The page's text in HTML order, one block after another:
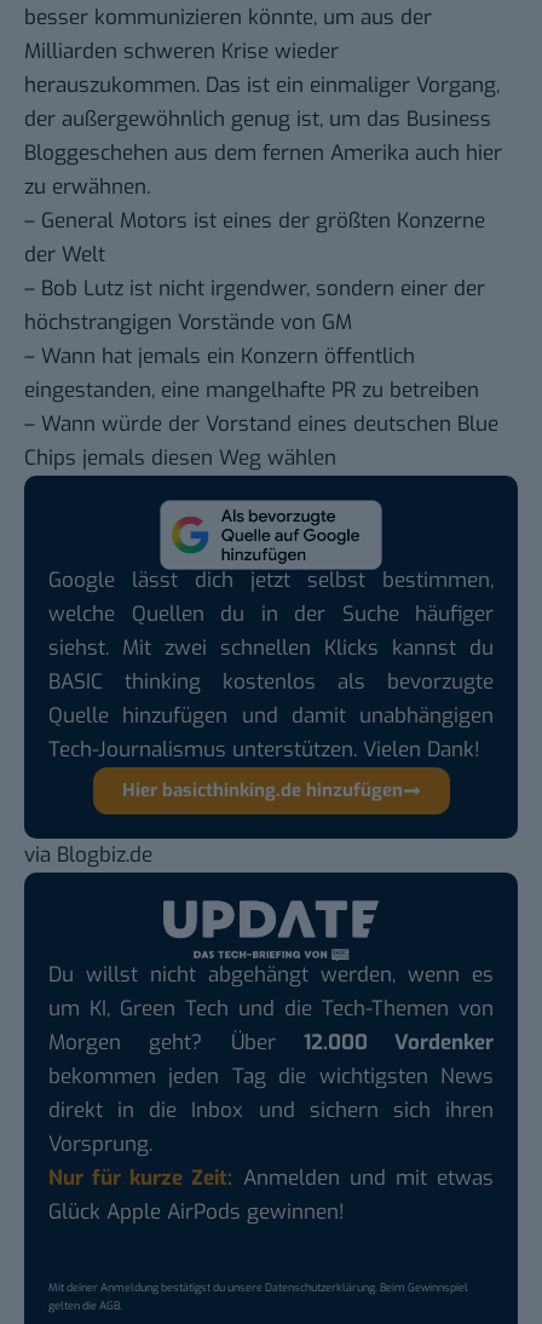
besser kommunizieren könnte, um aus der
Milliarden schweren Krise wieder
herauszukommen. Das ist ein einmaliger Vorgang,
der außergewöhnlich genug ist, um das Business
Bloggeschehen aus dem fernen Amerika auch hier
zu erwähnen.
– General Motors ist eines der größten Konzerne
der Welt
– Bob Lutz ist nicht irgendwer, sondern einer der
höchstrangigen Vorstände von GM
– Wann hat jemals ein Konzern öffentlich
eingestanden, eine mangelhafte PR zu betreiben
– Wann würde der Vorstand eines deutschen Blue
Chips jemals diesen Weg wählen
Google lässt dich jetzt selbst bestimmen,
welche Quellen du in der Suche häufiger
siehst. Mit zwei schnellen Klicks kannst du
BASIC thinking kostenlos als bevorzugte
Quelle hinzufügen und damit unabhängigen
Tech-Journalismus unterstützen. Vielen Dank!
Hier basicthinking.de hinzufügen
via Blogbiz.de
Du willst nicht abgehängt werden, wenn es
um KI, Green Tech und die Tech-Themen von
Morgen geht? Über 12.000 Vordenker
bekommen jeden Tag die wichtigsten News
direkt in die Inbox und sichern sich ihren
Vorsprung.
Nur für kurze Zeit: Anmelden und mit etwas
Glück Apple AirPods gewinnen!
Mit deiner Anmeldung bestätigst du unsereDatenschutzerklärung. Beim Gewinnspiel
gelten dieAGB.